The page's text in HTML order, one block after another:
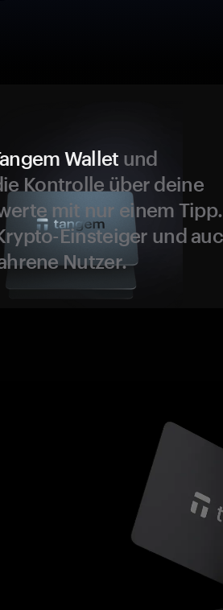
Wallet und
Kontrolle über deine
mit nur einem Tipp.
Einsteiger und
Nutzer.